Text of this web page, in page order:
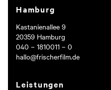
Hamburg
Kastanienallee 9
20359 Hamburg
040 – 1810011 – 0
hallo@frischerfilm.de
Leistungen